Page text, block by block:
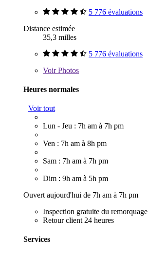
5 776 évaluations
Distance estimée
35,3 milles
5 776 évaluations
VoirPhotos
Heures normales
Voir tout
Lun - Jeu : 7h am à 7h pm
Ven : 7h am à 8h pm
Sam : 7h am à 7h pm
Dim : 9h am à 5h pm
Ouvert aujourd'hui de 7h am à 7h pm
Inspection gratuite du remorquage
Retour client 24 heures
Services